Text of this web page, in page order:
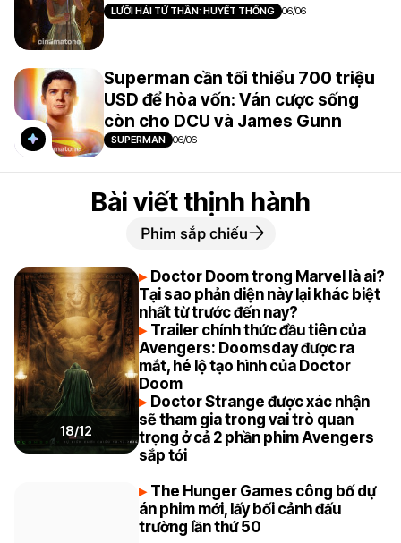
LƯỠI HÁI TỬ THẦN: HUYẾT THỐNG 06/06
Superman cần tối thiểu 700 triệu
USD để hòa vốn: Ván cược sống
còn cho DCU và James Gunn
SUPERMAN 06/06
Bài viết thịnh hành
Phim sắp chiếu
18/12
Doctor Doom trong Marvel là ai?
Tại sao phản diện này lại khác biệt
nhất từ trước đến nay?
Trailer chính thức đầu tiên của
Avengers: Doomsday được ra
mắt, hé lộ tạo hình của Doctor
Doom
Doctor Strange được xác nhận
sẽ tham gia trong vai trò quan
trọng ở cả 2 phần phim Avengers
sắp tới
The Hunger Games công bố dự
án phim mới, lấy bối cảnh đấu
trường lần thứ 50